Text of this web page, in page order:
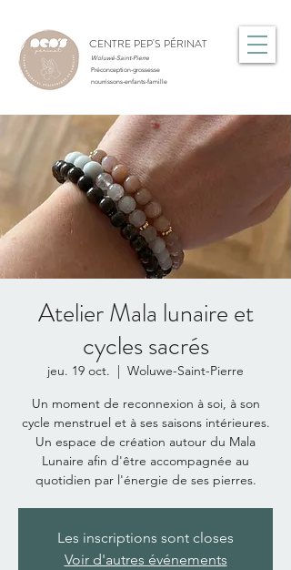
CENTRE PEP'S PÉRINAT
Woluwé-Saint-Pierre
Préconception-grossesse
nourrissons-enfants-famille
Atelier Mala lunaire et
cycles sacrés
jeu. 19 oct.
  |
Woluwe-Saint-Pierre
Un moment de reconnexion à soi, à son
cycle menstruel et à ses saisons intérieures.
Un espace de création autour du Mala
Lunaire afin d'être accompagnée au
quotidien par l'énergie de ses pierres.
Les inscriptions sont closes
Voir d'autres événements